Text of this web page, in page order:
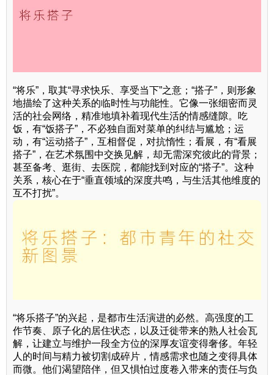
“将乐”，取其“寻求快乐、享受当下”之意；“搭子”，则形象
地描绘了这种关系的临时性与功能性。它像一张细密而灵
活的社会网络，精准地填补着现代生活的情感缝隙。吃
饭，有“饭搭子”，不必独自面对菜单的纠结与尴尬；运
动，有“运动搭子”，互相督促，对抗惰性；看展，有“看展
搭子”，在艺术氛围中交换见解，却无需深究彼此的背景；
甚至备考、逛街、去医院，都能找到对应的“搭子”。这种
关系，核心在于“垂直领域的深度共鸣，与生活其他维度的
互不打扰”。
“将乐搭子”的兴起，是都市生活演进的必然。高强度的工
作节奏、原子化的居住状态，以及迁徙带来的熟人社会瓦
解，让建立与维护一段全方位的深厚友谊变得奢侈。年轻
人的时间与精力被切割成碎片，情感需求也随之变得具体
而微。他们渴望陪伴，但又惧怕过度卷入带来的责任与负